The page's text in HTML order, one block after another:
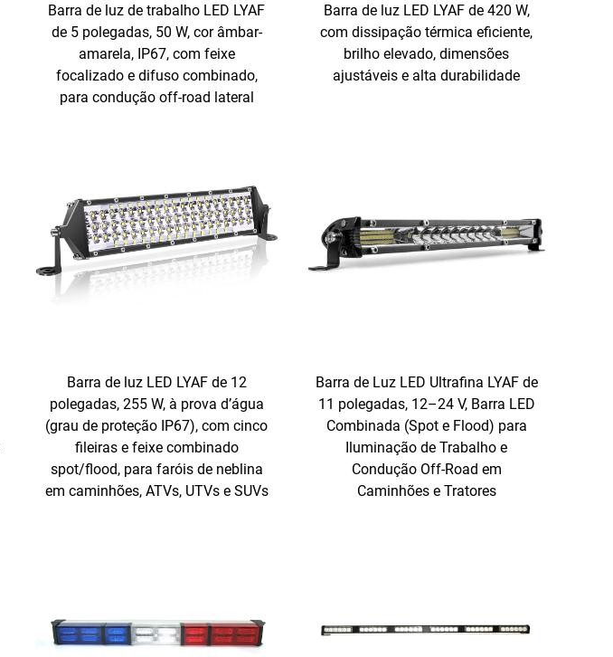
Barra de luz de trabalho LED LYAF
de 5 polegadas, 50 W, cor âmbar-
amarela, IP67, com feixe
focalizado e difuso combinado,
para condução off-road lateral
Barra de luz LED LYAF de 420 W,
com dissipação térmica eficiente,
brilho elevado, dimensões
ajustáveis e alta durabilidade
Barra de luz LED LYAF de 12
polegadas, 255 W, à prova d’água
(grau de proteção IP67), com cinco
fileiras e feixe combinado
spot/flood, para faróis de neblina
em caminhões, ATVs, UTVs e SUVs
Barra de Luz LED Ultrafina LYAF de
11 polegadas, 12–24 V, Barra LED
Combinada (Spot e Flood) para
Iluminação de Trabalho e
Condução Off-Road em
Caminhões e Tratores